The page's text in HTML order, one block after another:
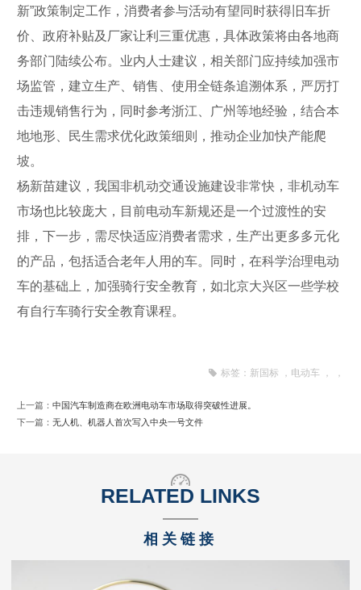
新”政策制定工作，消费者参与活动有望同时获得旧车折
价、政府补贴及厂家让利三重优惠，具体政策将由各地商
务部门陆续公布。业内人士建议，相关部门应持续加强市
场监管，建立生产、销售、使用全链条追溯体系，严厉打
击违规销售行为，同时参考浙江、广州等地经验，结合本
地地形、民生需求优化政策细则，推动企业加快产能爬
坡。
杨新苗建议，我国非机动交通设施建设非常快，非机动车
市场也比较庞大，目前电动车新规还是一个过渡性的安
排，下一步，需尽快适应消费者需求，生产出更多多元化
的产品，包括适合老年人用的车。同时，在科学治理电动
车的基础上，加强骑行安全教育，如北京大兴区一些学校
有自行车骑行安全教育课程。
标签： 新国标 ， 电动车 ， ，
上一篇： 中国汽车制造商在欧洲电动车市场取得突破性进展。
下一篇： 无人机、机器人首次写入中央一号文件
RELATED LINKS
相关链接